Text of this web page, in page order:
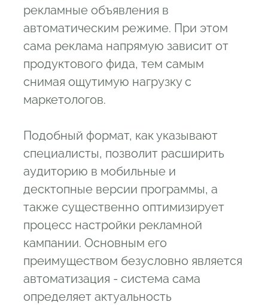
рекламные объявления в
автоматическим режиме. При этом
сама реклама напрямую зависит от
продуктового фида, тем самым
снимая ощутимую нагрузку с
маркетологов.
Подобный формат, как указывают
специалисты, позволит расширить
аудиторию в мобильные и
десктопные версии программы, а
также существенно оптимизирует
процесс настройки рекламной
кампании. Основным его
преимуществом безусловно является
автоматизация - система сама
определяет актуальность